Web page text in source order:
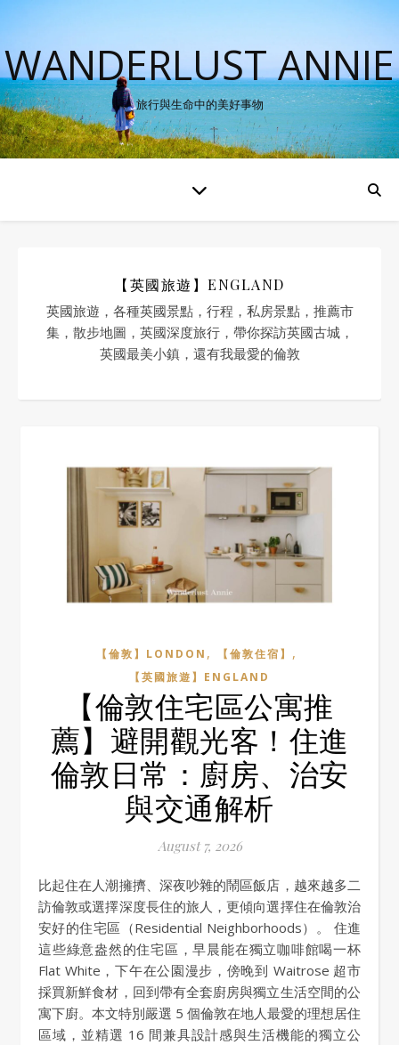
WANDERLUST ANNIE
旅行與生命中的美好事物
【英國旅遊】ENGLAND
英國旅遊，各種英國景點，行程，私房景點，推薦市
集，散步地圖，英國深度旅行，帶你探訪英國古城，
英國最美小鎮，還有我最愛的倫敦
【倫敦】LONDON , 【倫敦住宿】 ,
【英國旅遊】ENGLAND
【倫敦住宅區公寓推
薦】避開觀光客！住進
倫敦日常：廚房、治安
與交通解析
August 7, 2026
比起住在人潮擁擠、深夜吵雜的鬧區飯店，越來越多二
訪倫敦或選擇深度長住的旅人，更傾向選擇住在倫敦治
安好的住宅區（Residential Neighborhoods）。 住進
這些綠意盎然的住宅區，早晨能在獨立咖啡館喝一杯
Flat White，下午在公園漫步，傍晚到 Waitrose 超市
採買新鮮食材，回到帶有全套廚房與獨立生活空間的公
寓下廚。本文特別嚴選 5 個倫敦在地人最愛的理想居住
區域，並精選 16 間兼具設計感與生活機能的獨立公